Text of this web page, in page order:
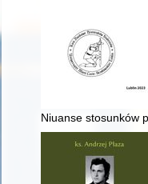
Niuanse stosunków